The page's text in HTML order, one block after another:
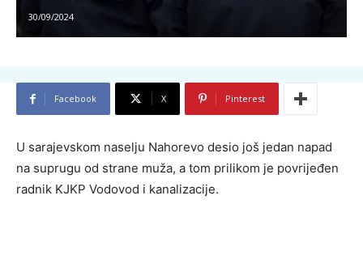
30/09/2024
Facebook X Pinterest
U sarajevskom naselju Nahorevo desio još jedan napad
na suprugu od strane muža, a tom prilikom je povrijeđen
radnik KJKP Vodovod i kanalizacije.